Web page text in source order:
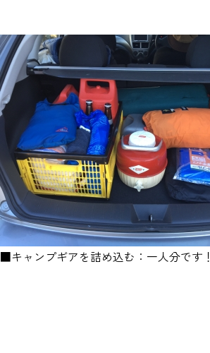
■キャンプギアを詰め込む：一人分です！